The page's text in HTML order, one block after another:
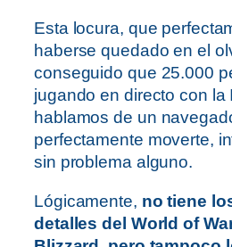
Esta locura, que
haberse quedado en el
conseguido que 25.000
jugando en directo con la
hablamos de un
perfectamente moverte,
sin problema alguno.
Lógicamente, no tiene
detalles del World of